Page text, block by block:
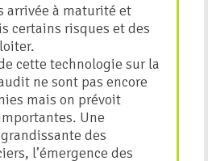
arrivée à maturité et
certains risques et des
cette technologie sur la
ne sont pas encore
mais on prévoit
Une
des
l’émergence des